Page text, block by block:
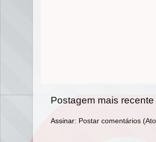
Postagem mais recente
Assinar: Postar comentários